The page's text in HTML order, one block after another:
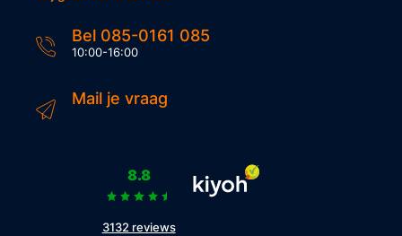
Bel 085-0161 085
10:00-16:00
Mail je vraag
8.8
3132 reviews